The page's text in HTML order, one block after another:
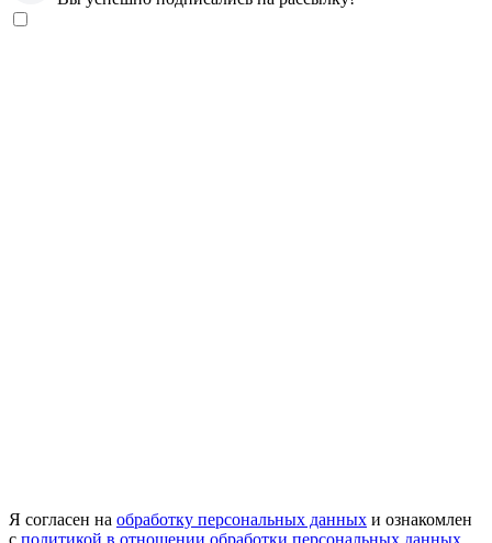
Я согласен на обработку персональных данных и ознакомлен
с политикой в отношении обработки персональных данных